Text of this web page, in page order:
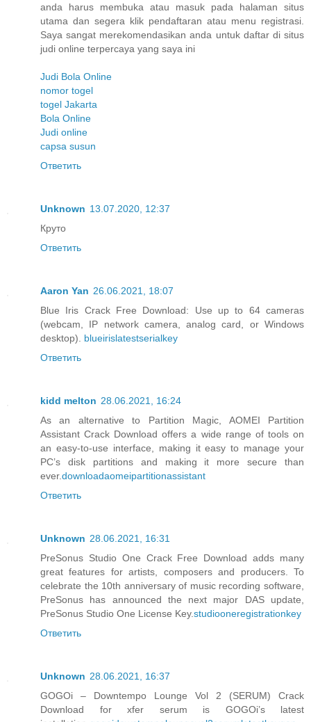
anda harus membuka atau masuk pada halaman situs
utama dan segera klik pendaftaran atau menu registrasi.
Saya sangat merekomendasikan anda untuk daftar di situs
judi online terpercaya yang saya ini
Judi Bola Online
nomor togel
togel Jakarta
Bola Online
Judi online
capsa susun
Ответить
Unknown 13.07.2020, 12:37
Круто
Ответить
Aaron Yan 26.06.2021, 18:07
Blue Iris Crack Free Download: Use up to 64 cameras
(webcam, IP network camera, analog card, or Windows
desktop). blueirislatestserialkey
Ответить
kidd melton 28.06.2021, 16:24
As an alternative to Partition Magic, AOMEI Partition
Assistant Crack Download offers a wide range of tools on
an easy-to-use interface, making it easy to manage your
PC’s disk partitions and making it more secure than
ever.downloadaomeipartitionassistant
Ответить
Unknown 28.06.2021, 16:31
PreSonus Studio One Crack Free Download adds many
great features for artists, composers and producers. To
celebrate the 10th anniversary of music recording software,
PreSonus has announced the next major DAS update,
PreSonus Studio One License Key.studiooneregistrationkey
Ответить
Unknown 28.06.2021, 16:37
GOGOi – Downtempo Lounge Vol 2 (SERUM) Crack
Download for xfer serum is GOGOi’s latest